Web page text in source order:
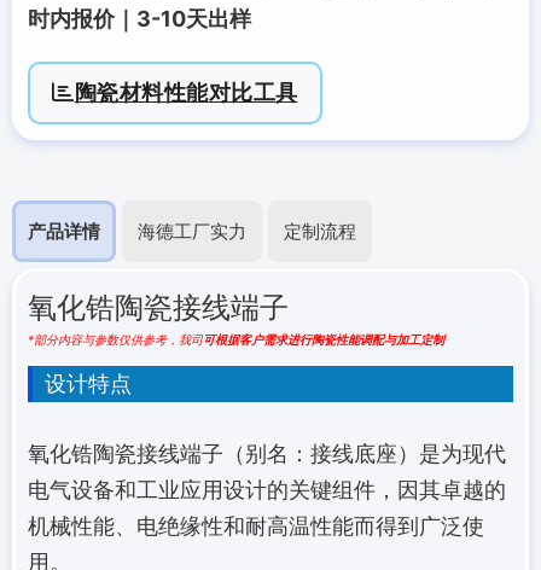
时内报价｜3-10天出样
陶瓷材料性能对比工具
产品详情 海德工厂实力 定制流程
氧化锆陶瓷接线端子
*部分内容与参数仅供参考，我司可根据客户需求进行陶瓷性能调配与加工定制
设计特点
氧化锆陶瓷接线端子（别名：接线底座）是为现代
电气设备和工业应用设计的关键组件，因其卓越的
机械性能、电绝缘性和耐高温性能而得到广泛使
用。